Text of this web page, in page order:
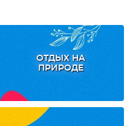
ОТДЫХ НА
ПРИРОДЕ